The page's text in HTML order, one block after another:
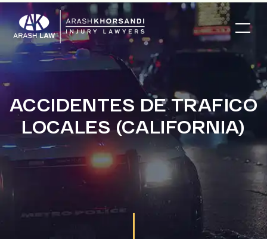
ACCIDENTES DE TRAFICO
LOCALES (CALIFORNIA)